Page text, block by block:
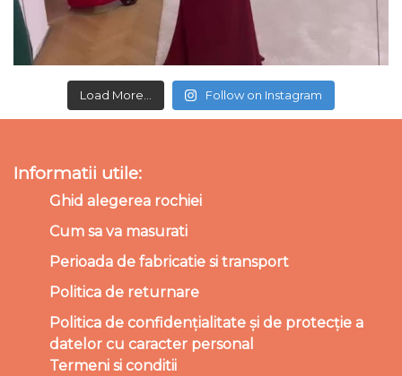
Load More... Follow on Instagram
Informatii utile:
Ghid alegerea rochiei
Cum sa va masurati
Perioada de fabricatie si transport
Politica de returnare
Politica de confidențialitate și de protecție a
datelor cu caracter personal
Termeni si conditii